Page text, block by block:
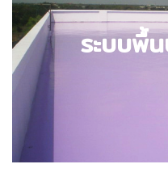
ระบบพื้
ตัวอ